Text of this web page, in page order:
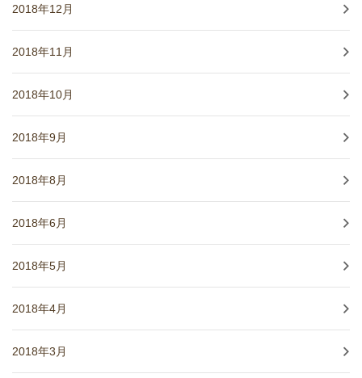
2018年12月
2018年11月
2018年10月
2018年9月
2018年8月
2018年6月
2018年5月
2018年4月
2018年3月